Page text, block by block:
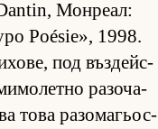
Мон­ре­ал:
Poésie», 1998.
под въз­дейс­
ра­зо­ча­
това ра­зо­ма­гьос­